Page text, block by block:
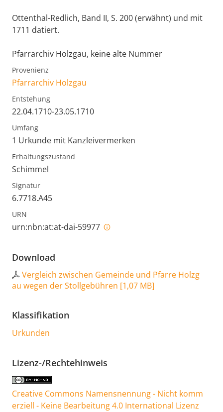
Ottenthal-Redlich, Band II, S. 200 (erwähnt) und mit
1711 datiert.
Pfarrarchiv Holzgau, keine alte Nummer
Provenienz
Pfarrarchiv Holzgau
Entstehung
22.04.1710-23.05.1710
Umfang
1 Urkunde mit Kanzleivermerken
Erhaltungszustand
Schimmel
Signatur
6.7718.A45
URN
urn:nbn:at:at-dai-59977
Download
Vergleich zwischen Gemeinde und Pfarre Holzg
au wegen der Stollgebühren [1,07 MB]
Klassifikation
Urkunden
Lizenz-/Rechtehinweis
Creative Commons Namensnennung - Nicht komm
erziell - Keine Bearbeitung 4.0 International Lizenz